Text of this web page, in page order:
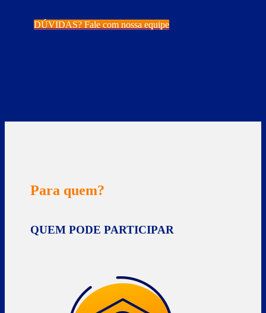
DÚVIDAS? Fale com nossa equipe
Para quem?
QUEM PODE PARTICIPAR